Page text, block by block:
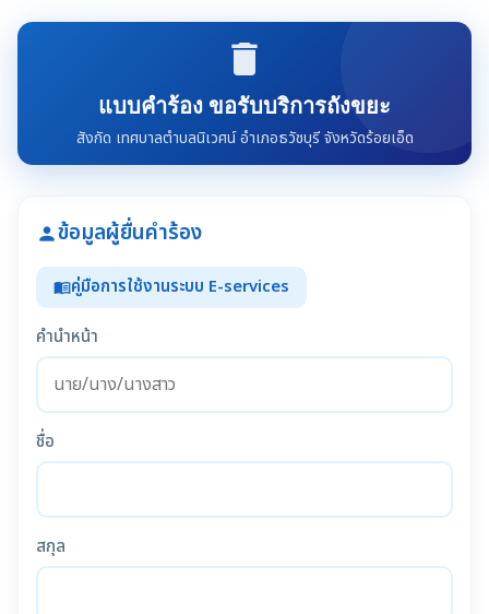
delete
แบบคำร้อง ขอรับบริการถังขยะ
สังกัด เทศบาลตำบลนิเวศน์ อำเภอธวัชบุรี จังหวัดร้อยเอ็ด
personข้อมูลผู้ยื่นคำร้อง
menu_bookคู่มือการใช้งานระบบ E-services
คำนำหน้า
ชื่อ
สกุล